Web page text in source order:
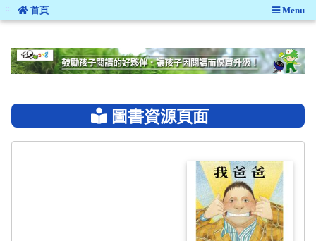
::: 首頁 Menu
圖書資源頁面